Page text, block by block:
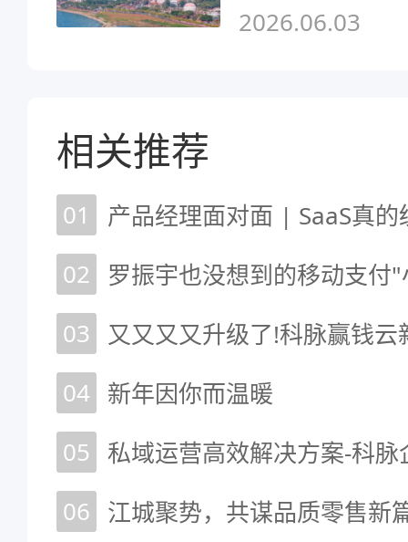
2026.06.03
相关推荐
01
产品经理面对面 | SaaS真
02
03
又又又又升级了!科脉赢钱云
04 新年因你而温暖
05
06